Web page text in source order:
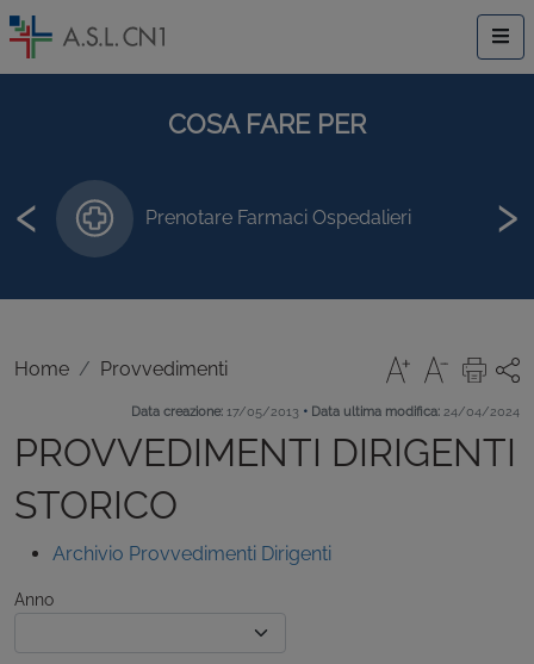
COSA FARE PER
Prenotare Farmaci Ospedalieri
‹ ›
Home Provvedimenti
Data creazione: 17/05/2013 • Data ultima modifica: 24/04/2024
PROVVEDIMENTI DIRIGENTI
STORICO
Archivio Provvedimenti Dirigenti
Anno